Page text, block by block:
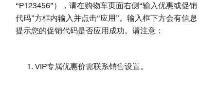
“P123456”），请在购物车页面右侧“输入优惠或促销
代码”方框内输入并点击“应用”。输入框下方会有信息
提示您的促销代码是否应用成功。请注意：
VIP专属优惠价需联系销售设置。